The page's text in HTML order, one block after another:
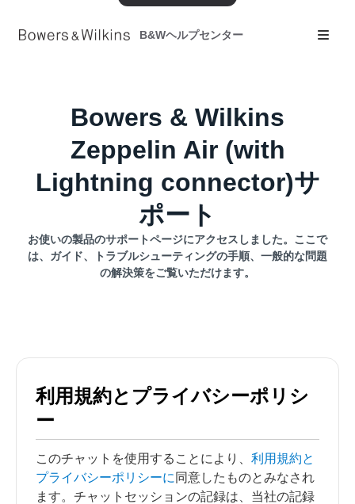
B&Wヘルプセンター
Bowers & Wilkins
Zeppelin Air (with
Lightning connector)サ
ポート
お使いの製品のサポートページにアクセスしました。ここで
は、ガイド、トラブルシューティングの手順、一般的な問題
の解決策をご覧いただけます。
利用規約とプライバシーポリシ
ー
このチャットを使用することにより、 利用規約と
プライバシーポリシーに 同意したものとみなされ
ます。チャットセッションの記録は、当社の記録